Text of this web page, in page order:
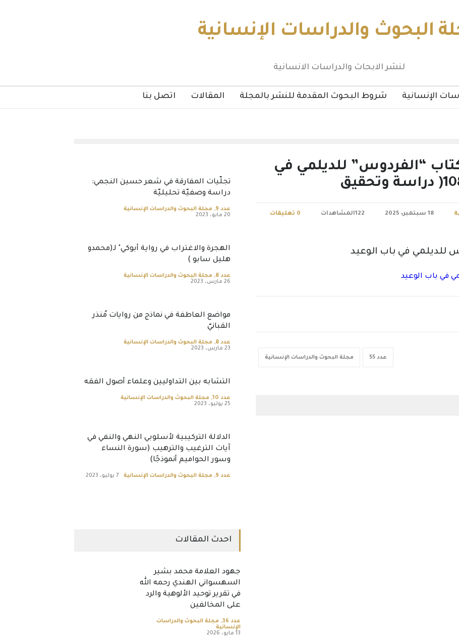
البحوث والدراسات الإنسانية
لنشر الابحاث والدراسات الانسانية
الإنسانية شروط البحوث المقدمة للنشر بالمجلة المقالات اتصل بنا
“الفردوس” للديلمي في
18 سبتمبر، 2025 122المشاهدات 0 تعليقات
للديلمي في باب الوعيد
في باب الوعيد
عدد 55 مجلة البحوث والدراسات الإنسانية
تجلّيات المفارقة في شعر حسين النجمي:
دراسة وصفيّة تحليليّة
عدد 9 , مجلة البحوث والدراسات الإنسانية
20 مايو، 2023
الهجرة والاغتراب في رواية أبوكي" لـ(محمدو
هليل سابو )
عدد 8 , مجلة البحوث والدراسات الإنسانية
26 مارس، 2023
مواضع العاطفة في نماذج من روايات مُنذر
القبانيّ
عدد 8 , مجلة البحوث والدراسات الإنسانية
23 مارس، 2023
التشابه بين التداوليين وعلماء أصول الفقه
عدد 10 , مجلة البحوث والدراسات الإنسانية
25 يوليو، 2023
الدلالة التركيبية لأسلوبي النهي والنفي في
آيات الترغيب والترهيب (سورة النساء
وسور الحواميم أنموذجًا)
عدد 9 , مجلة البحوث والدراسات الإنسانية 7 يوليو، 2023
احدث المقالات
جهود العلامة محمد بشير
السهسواني الهندي رحمه الله
في تقرير توحيد الألوهية والرد
على المخالفين
عدد 36 , مجلة البحوث والدراسات
الإنسانية
13 مايو، 2026